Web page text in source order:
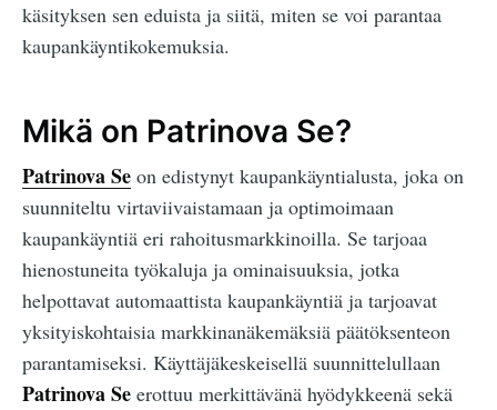
käsityksen sen eduista ja siitä, miten se voi parantaa
kaupankäyntikokemuksia.
Mikä on Patrinova Se?
Patrinova Se on edistynyt kaupankäyntialusta, joka on
suunniteltu virtaviivaistamaan ja optimoimaan
kaupankäyntiä eri rahoitusmarkkinoilla. Se tarjoaa
hienostuneita työkaluja ja ominaisuuksia, jotka
helpottavat automaattista kaupankäyntiä ja tarjoavat
yksityiskohtaisia markkinanäkemäksiä päätöksenteon
parantamiseksi. Käyttäjäkeskeisellä suunnittelullaan
Patrinova Se erottuu merkittävänä hyödykkeenä sekä